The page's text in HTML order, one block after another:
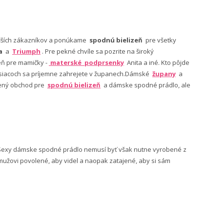
zákazníkov a ponúkame spodnú bielizeň pre všetky
a Triumph . Pre pekné chvíle sa pozrite na široký
pre mamičky - materské podprsenky Anita a iné. Kto pôjde
sa príjemne zahrejete v županech.Dámské župany a
obchod pre spodnú bielizeň a dámske spodné prádlo, ale
dámske spodné prádlo nemusí byť však nutne vyrobené z
povolené, aby videl a naopak zatajené, aby si sám